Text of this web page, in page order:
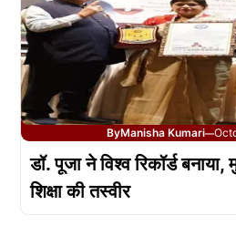
ByManisha Kumari—
डॉ. पूजा ने विश्व रिकॉर्ड
शिक्षा की तस्वीर